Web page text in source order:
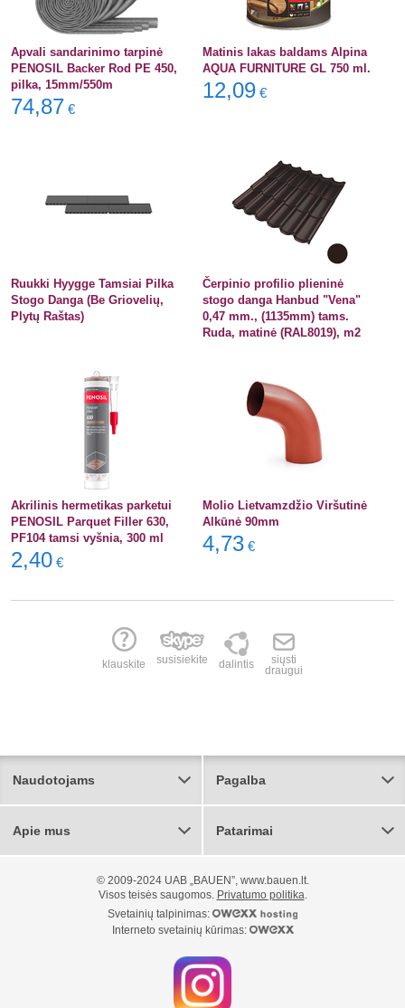
Apvali sandarinimo tarpinė
PENOSIL Backer Rod PE 450,
pilka, 15mm/550m
74,87 €
Matinis lakas baldams Alpina
AQUA FURNITURE GL 750 ml.
12,09 €
Ruukki Hyygge Tamsiai Pilka
Stogo Danga (Be Griovelių,
Plytų Raštas)
Čerpinio profilio plieninė
stogo danga Hanbud "Vena"
0,47 mm., (1135mm) tams.
Ruda, matinė (RAL8019), m2
Akrilinis hermetikas parketui
PENOSIL Parquet Filler 630,
PF104 tamsi vyšnia, 300 ml
2,40 €
Molio Lietvamzdžio Viršutinė
Alkūnė 90mm
4,73 €
klauskite susisiekite dalintis
siųsti
draugui
Naudotojams Pagalba
Apie mus Patarimai
© 2009-2024 UAB „BAUEN”, www.bauen.lt.
Visos teisės saugomos. Privatumo politika.
Svetainių talpinimas:
Interneto svetainių kūrimas: